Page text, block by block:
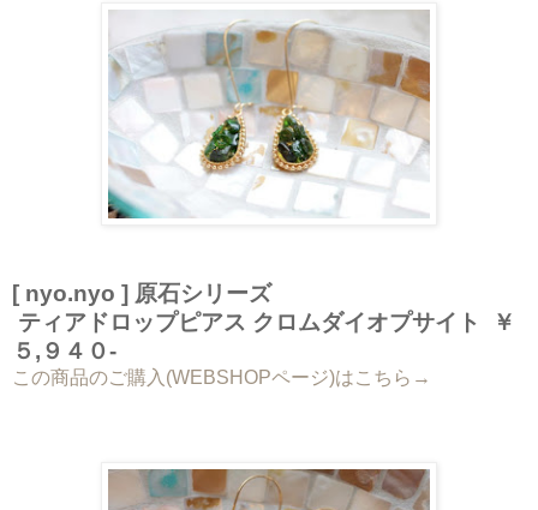
[ nyo.nyo ] 原石シリーズ
ティアドロップピアス クロムダイオプサイト ￥
５,９４０-
この商品のご購入(WEBSHOPページ)はこちら→